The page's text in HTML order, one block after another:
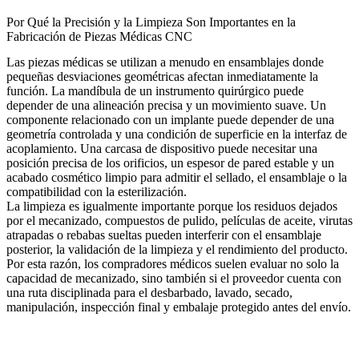
Por Qué la Precisión y la Limpieza Son Importantes en la
Fabricación de Piezas Médicas CNC
Las piezas médicas se utilizan a menudo en ensamblajes donde
pequeñas desviaciones geométricas afectan inmediatamente la
función. La mandíbula de un instrumento quirúrgico puede
depender de una alineación precisa y un movimiento suave. Un
componente relacionado con un implante puede depender de una
geometría controlada y una condición de superficie en la interfaz de
acoplamiento. Una carcasa de dispositivo puede necesitar una
posición precisa de los orificios, un espesor de pared estable y un
acabado cosmético limpio para admitir el sellado, el ensamblaje o la
compatibilidad con la esterilización.
La limpieza es igualmente importante porque los residuos dejados
por el mecanizado, compuestos de pulido, películas de aceite, virutas
atrapadas o rebabas sueltas pueden interferir con el ensamblaje
posterior, la validación de la limpieza y el rendimiento del producto.
Por esta razón, los compradores médicos suelen evaluar no solo la
capacidad de mecanizado, sino también si el proveedor cuenta con
una ruta disciplinada para el desbarbado, lavado, secado,
manipulación, inspección final y embalaje protegido antes del envío.